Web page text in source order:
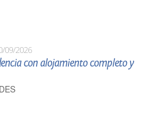
09/2026
con alojamiento completo y